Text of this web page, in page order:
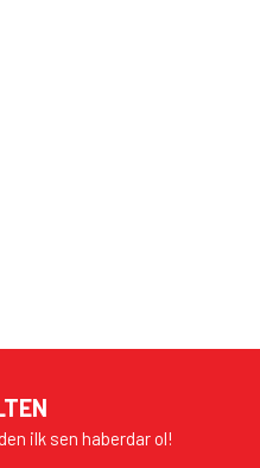
ilk sen haberdar ol!